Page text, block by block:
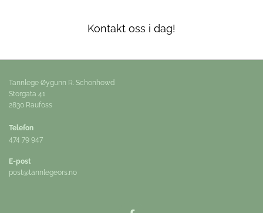
Kontakt oss i dag!
Tannlege Øygunn R. Schonhowd
Storgata 41
2830 Raufoss
Telefon
474 79 947
E-post
post@tannlegeors.no